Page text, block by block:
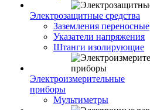
Электрозащитные средства
Заземления переносные
Указатели напряжения
Штанги изолирующие
Электроизмерительные
приборы
Мультиметры